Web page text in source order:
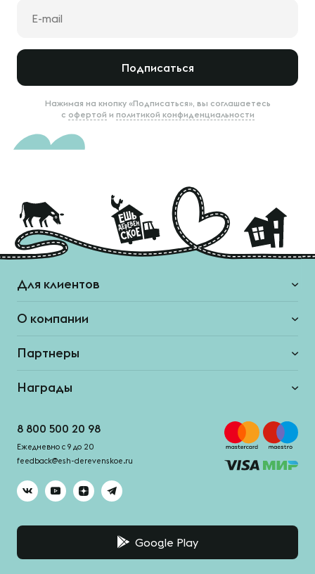
Подписаться
Нажимая на кнопку «Подписаться», вы соглашаетесь
с офертой и политикой конфиденциальности
Для клиентов
О компании
Партнеры
Награды
8 800 500 20 98
Ежедневно с 9 до 20
feedback@esh-derevenskoe.ru
Google Play